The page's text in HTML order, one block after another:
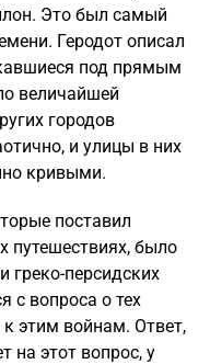
Это был самый
Геродот описал
под прямым
величайшей
городов
и улицы в них
кривыми.
поставил
путешествиях, было
греко-персидских
с вопроса о тех
этим войнам. Ответ,
на этот вопрос, у